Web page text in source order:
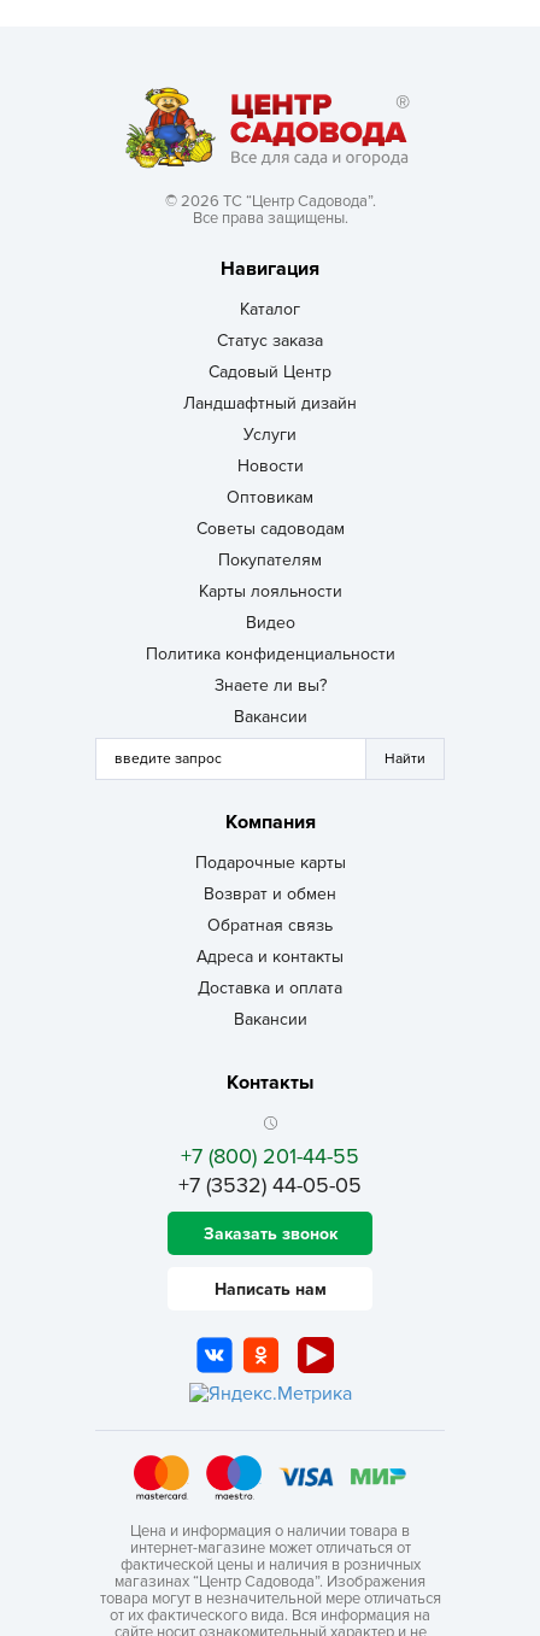
© 2026 ТС “Центр Садовода”.
Все права защищены.
Навигация
Каталог
Статус заказа
Садовый Центр
Ландшафтный дизайн
Услуги
Новости
Оптовикам
Советы садоводам
Покупателям
Карты лояльности
Видео
Политика конфиденциальности
Знаете ли вы?
Вакансии
Компания
Подарочные карты
Возврат и обмен
Обратная связь
Адреса и контакты
Доставка и оплата
Вакансии
Контакты
+7 (800) 201-44-55
+7 (3532) 44-05-05
Заказать звонок
Написать нам
Цена и информация о наличии товара в
интернет-магазине может отличаться от
фактической цены и наличия в розничных
магазинах “Центр Садовода”. Изображения
товара могут в незначительной мере отличаться
от их фактического вида. Вся информация на